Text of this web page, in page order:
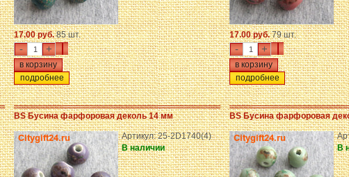
17.00 руб.85 шт.
- +
подробнее
17.00 руб.79 шт.
- +
подробнее
BS Бусина фарфоровая деколь 14 мм
Артикул: 25-2D1740(4)
В наличии
BS Бусина фарфоровая
В